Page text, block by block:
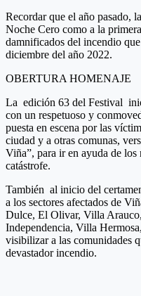
Recordar que el año pasado,
Noche Cero como a la
damnificados del incendio
diciembre del año 2022.
OBERTURA HOMENAJE
La edición 63 del Festival
con un respetuoso y
puesta en escena por las
ciudad y a otras comunas,
Viña”, para ir en ayuda de
catástrofe.
También al inicio del
a los sectores afectados de
Dulce, El Olivar, Villa
Independencia, Villa
visibilizar a las comunidades
devastador incendio.